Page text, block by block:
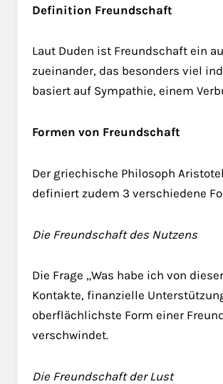
Definition Freundschaft
Laut Duden ist Freundschaft ein
zueinander, das besonders viel
basiert auf Sympathie, einem
Formen von Freundschaft
Der griechische Philosoph
definiert zudem 3 verschiedene
Die Freundschaft des Nutzens
Die Frage „Was habe ich von
Kontakte, finanzielle
oberflächlichste Form einer
verschwindet.
Die Freundschaft der Lust